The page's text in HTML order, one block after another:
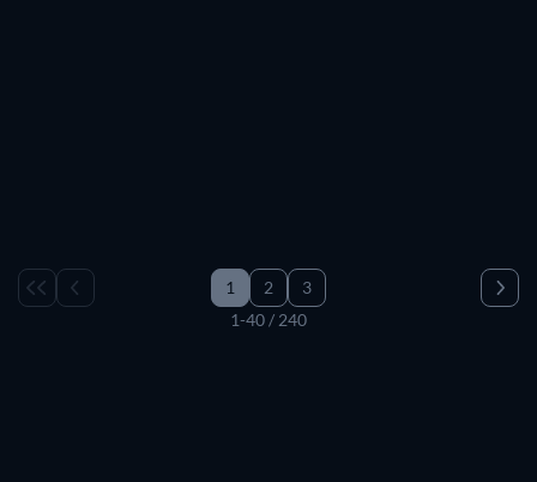
1 2
3
1-40 / 240